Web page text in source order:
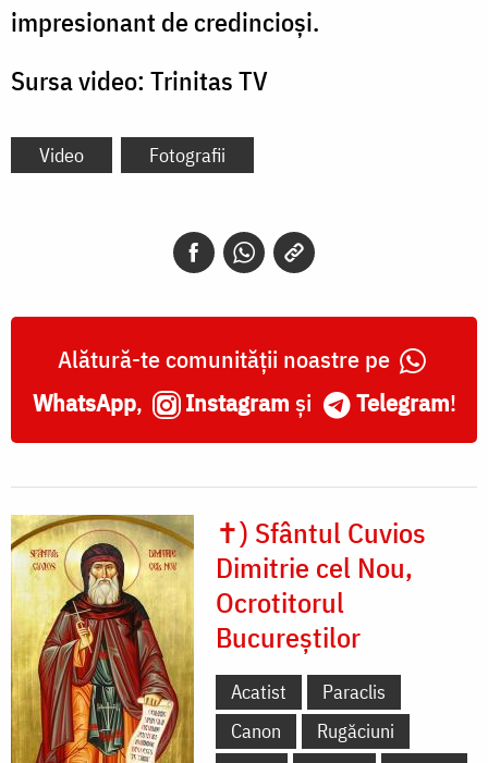
impresionant de credincioşi.
Sursa video: Trinitas TV
Video Fotografii
Alătură-te comunității noastre pe
WhatsApp, Instagram și Telegram!
✝) Sfântul Cuvios
Dimitrie cel Nou,
Ocrotitorul
Bucureștilor
Acatist
Paraclis
Canon
Rugăciuni